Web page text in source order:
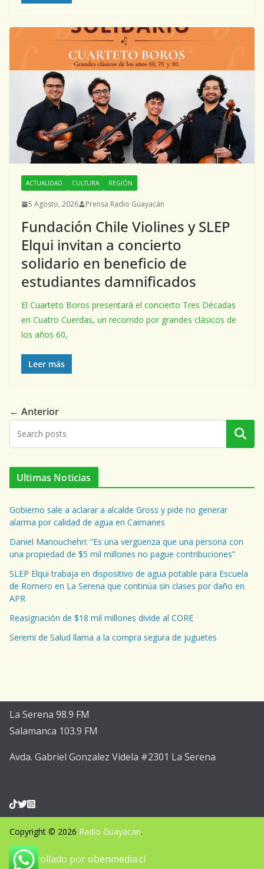
ACTUALIDAD CULTURA REGIÓN
5 Agosto, 2026 Prensa Radio Guayacán
Fundación Chile Violines y SLEP
Elqui invitan a concierto
solidario en beneficio de
estudiantes damnificados
El Cuarteto Boros presentará el concierto Tres Décadas
en Cuatro Cuerdas, un recorrido por grandes clásicos de
los años 60,
Leer más
← Anterior
Buscar
Ultimas Noticias
Gobierno sale a aclarar a alcalde Gross y pide no generar
alarma por calidad de agua en Caimanes
Daniel Manouchehri: “Es una vergüenza que una persona con
una propiedad de $5 mil millones no pague contribuciones”
SLEP Elqui trabaja en dispositivo de agua potable para Escuela
de Romero en La Serena que continúa sin clases por daño en
APR
Reasignación de $18 mil millones divide al CORE
Seremi de Salud llama a la compra segura de juguetes
La Serena 98.9 FM
Salamanca 103.9 FM
Avda. Gabriel Gonzalez Videla #2301 La Serena
Copyright © 2026 Radio Guayacan.
Desarrollado porobenmedia.cl